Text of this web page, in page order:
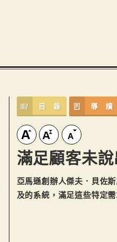
目 錄 導 讀
滿足顧客未
亞馬遜創辦人傑夫．貝佐
及的系統，滿足這些特定